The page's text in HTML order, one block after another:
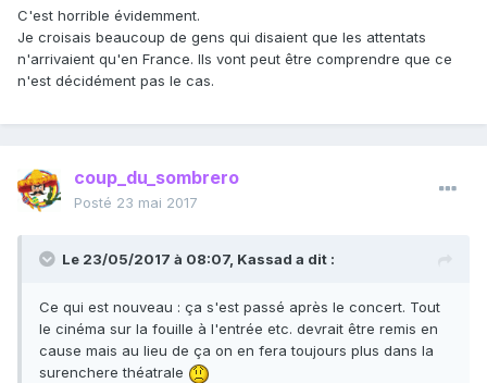
C'est horrible évidemment.
Je croisais beaucoup de gens qui disaient que les attentats
n'arrivaient qu'en France. Ils vont peut être comprendre que ce
n'est décidément pas le cas.
coup_du_sombrero
Posté 23 mai 2017
Le 23/05/2017 à 08:07, Kassad a dit :
Ce qui est nouveau : ça s'est passé après le concert. Tout
le cinéma sur la fouille à l'entrée etc. devrait être remis en
cause mais au lieu de ça on en fera toujours plus dans la
surenchere théatrale